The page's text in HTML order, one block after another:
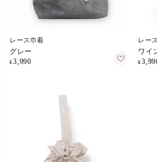
レース巾着
グレー
¥ 3,990
レー
ワイ
¥